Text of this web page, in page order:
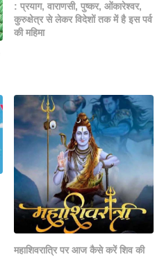
: प्रयाग, वाराणसी, पुष्कर, ओंकारेश्वर,
कुरुक्षेत्र से लेकर विदेशों तक में है इस पर्व
की महिमा
महाशिवरात्रि पर आज कैसे करें शिव की